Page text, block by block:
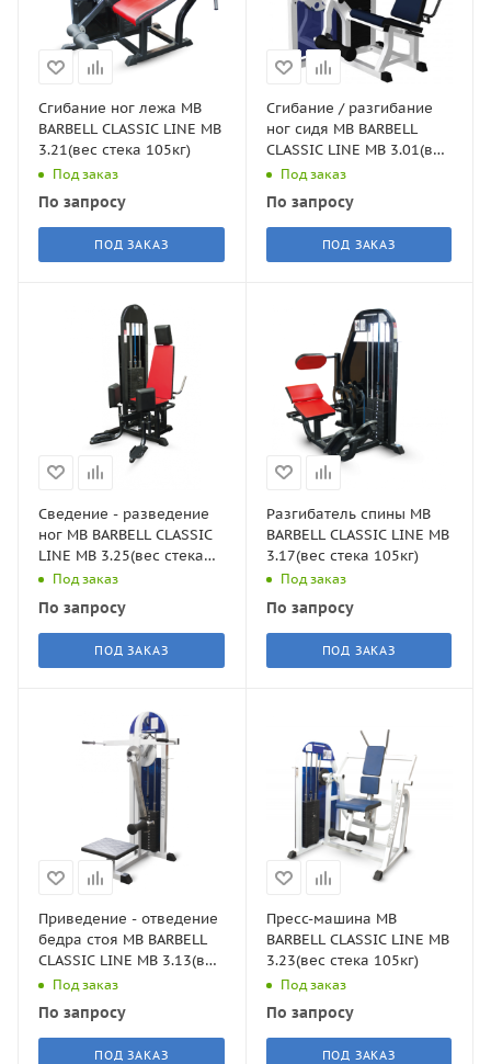
Сгибание ног лежа MB
BARBELL CLASSIC LINE MB
3.21(вес стека 105кг)
Под заказ
По запросу
ПОД ЗАКАЗ
Сгибание / разгибание
ног сидя MB BARBELL
CLASSIC LINE MB 3.01(вес
стека 105кг)
Под заказ
По запросу
ПОД ЗАКАЗ
Сведение - разведение
ног MB BARBELL CLASSIC
LINE MB 3.25(вес стека
81кг)
Под заказ
По запросу
ПОД ЗАКАЗ
Разгибатель спины MB
BARBELL CLASSIC LINE MB
3.17(вес стека 105кг)
Под заказ
По запросу
ПОД ЗАКАЗ
Приведение - отведение
бедра стоя MB BARBELL
CLASSIC LINE MB 3.13(вес
стека 81кг)
Под заказ
По запросу
ПОД ЗАКАЗ
Пресс-машина MB
BARBELL CLASSIC LINE MB
3.23(вес стека 105кг)
Под заказ
По запросу
ПОД ЗАКАЗ